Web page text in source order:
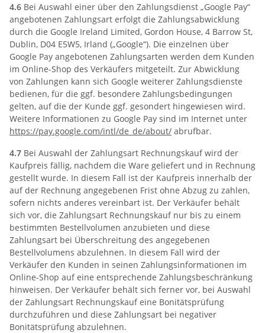
4.6 Bei Auswahl einer über den Zahlungsdienst „Google Pay“
angebotenen Zahlungsart erfolgt die Zahlungsabwicklung
durch die Google Ireland Limited, Gordon House, 4 Barrow St,
Dublin, D04 E5W5, Irland („Google“). Die einzelnen über
Google Pay angebotenen Zahlungsarten werden dem Kunden
im Online-Shop des Verkäufers mitgeteilt. Zur Abwicklung
von Zahlungen kann sich Google weiterer Zahlungsdienste
bedienen, für die ggf. besondere Zahlungsbedingungen
gelten, auf die der Kunde ggf. gesondert hingewiesen wird.
Weitere Informationen zu Google Pay sind im Internet unter
https://pay.google.com/intl/de_de/about/ abrufbar.
4.7 Bei Auswahl der Zahlungsart Rechnungskauf wird der
Kaufpreis fällig, nachdem die Ware geliefert und in Rechnung
gestellt wurde. In diesem Fall ist der Kaufpreis innerhalb der
auf der Rechnung angegebenen Frist ohne Abzug zu zahlen,
sofern nichts anderes vereinbart ist. Der Verkäufer behält
sich vor, die Zahlungsart Rechnungskauf nur bis zu einem
bestimmten Bestellvolumen anzubieten und diese
Zahlungsart bei Überschreitung des angegebenen
Bestellvolumens abzulehnen. In diesem Fall wird der
Verkäufer den Kunden in seinen Zahlungsinformationen im
Online-Shop auf eine entsprechende Zahlungsbeschränkung
hinweisen. Der Verkäufer behält sich ferner vor, bei Auswahl
der Zahlungsart Rechnungskauf eine Bonitätsprüfung
durchzuführen und diese Zahlungsart bei negativer
Bonitätsprüfung abzulehnen.